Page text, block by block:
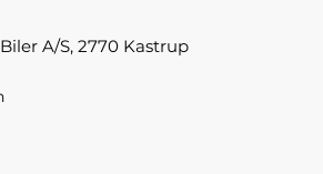
A/S, 2770 Kastrup